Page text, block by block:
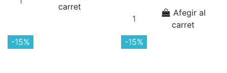
carret
Afegir al
carret
-15%
-15%